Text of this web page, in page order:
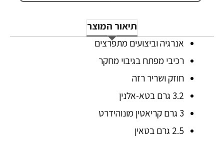
תיאור המוצר
אנרגיה וביצועים מתפרצים
רכיבי מפתח בגיבוי מחקר
חוזק ושריר רזה
3.2 גרם בטא-אלנין
3 גרם קריאטין מונוהידרט
2.5 גרם בטאין